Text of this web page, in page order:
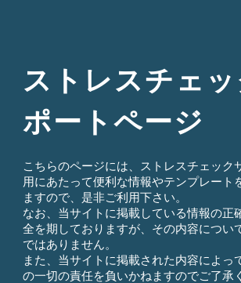
ストレスチェ
ポートページ
こちらのページには、ストレスチェック
用にあたって便利な情報やテンプレート
ますので、是非ご利用下さい。
なお、当サイトに掲載している情報の正
全を期しておりますが、その内容につい
ではありません。
また、当サイトに掲載された内容によっ
の一切の責任を負いかねますのでご了承